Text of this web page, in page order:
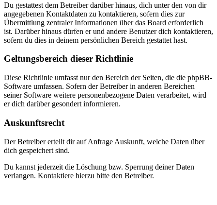
Du gestattest dem Betreiber darüber hinaus, dich unter den von dir
angegebenen Kontaktdaten zu kontaktieren, sofern dies zur
Übermittlung zentraler Informationen über das Board erforderlich
ist. Darüber hinaus dürfen er und andere Benutzer dich kontaktieren,
sofern du dies in deinem persönlichen Bereich gestattet hast.
Geltungsbereich dieser Richtlinie
Diese Richtlinie umfasst nur den Bereich der Seiten, die die phpBB-
Software umfassen. Sofern der Betreiber in anderen Bereichen
seiner Software weitere personenbezogene Daten verarbeitet, wird
er dich darüber gesondert informieren.
Auskunftsrecht
Der Betreiber erteilt dir auf Anfrage Auskunft, welche Daten über
dich gespeichert sind.
Du kannst jederzeit die Löschung bzw. Sperrung deiner Daten
verlangen. Kontaktiere hierzu bitte den Betreiber.